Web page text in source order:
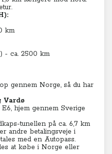
km
- ca. 2500 km
gennem Norge, så du har
Vardø
hjem gennem Sverige
tunellen på ca. 6,7 km
andre betalingsveje i
med en Autopass.
at købe i Norge eller